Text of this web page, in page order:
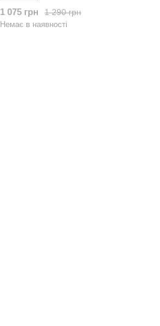
1 290 грн
1 075 грн
Немає в наявності